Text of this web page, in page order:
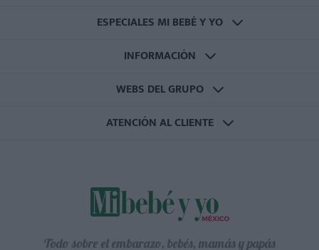
ESPECIALES MI BEBÉ Y YO
INFORMACIÓN
WEBS DEL GRUPO
ATENCIÓN AL CLIENTE
Todo sobre el embarazo, bebés, mamás y papás